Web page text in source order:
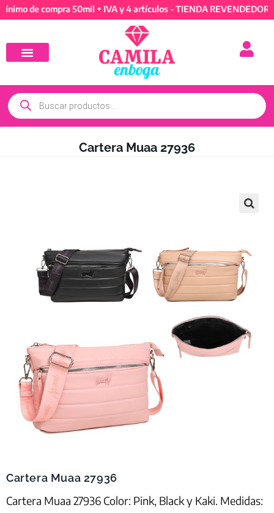
de compra 50mil + IVA y 4 artículos - TIENDA
Cartera Muaa 27936
Cartera Muaa 27936
Cartera Muaa 27936 Color: Pink, Black y Kaki. Medidas: